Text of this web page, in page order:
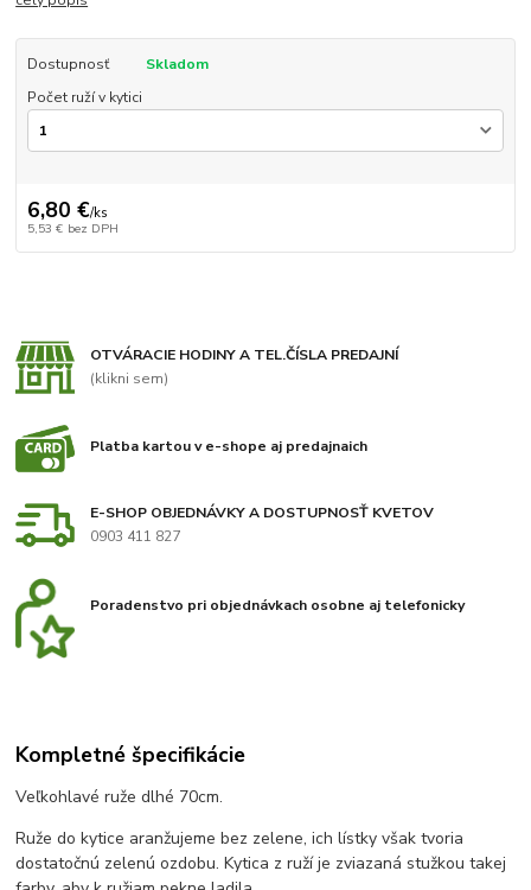
Dostupnosť
Skladom
Počet ruží v kytici
6,80 €/ks
5,53 € bez DPH
OTVÁRACIE HODINY A TEL.ČÍSLA PREDAJNÍ
(klikni sem)
Platba kartou v e-shope aj predajnaich
E-SHOP OBJEDNÁVKY A DOSTUPNOSŤ KVETOV
0903 411 827
Poradenstvo pri objednávkach osobne aj telefonicky
Kompletné špecifikácie
Veľkohlavé ruže dlhé 70cm.
Ruže do kytice aranžujeme bez zelene, ich lístky však tvoria
dostatočnú zelenú ozdobu. Kytica z ruží je zviazaná stužkou takej